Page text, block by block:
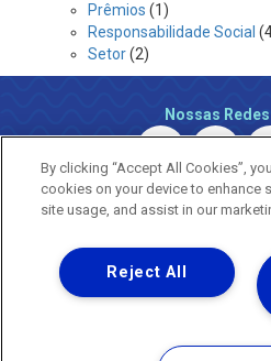
Prêmios (1)
Responsabilidade Social
Setor(2)
Nossas
Uma empresa
Copyright ® 2026 -
Nossa natureza
By clicking “Accept All Cookies”,
cookies on your device to enhance
site usage, and assist in our
Reject All